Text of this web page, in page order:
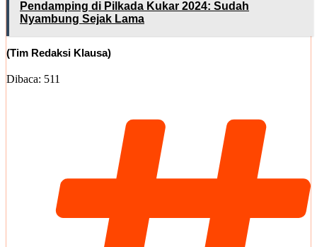
Pendamping di Pilkada Kukar 2024: Sudah
Nyambung Sejak Lama
(Tim Redaksi Klausa)
Dibaca: 511